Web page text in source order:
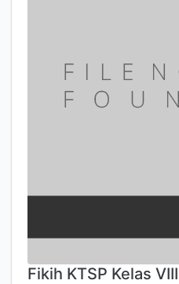
Fikih KTSP Kelas VIII